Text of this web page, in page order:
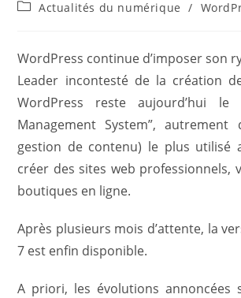
PostActualités du numérique /
WordPress continue d’imposer son
Leader incontesté de la création
WordPress reste aujourd’hui le
Management System”,
gestion de contenu) le plus utilisé
créer des sites web professionnels,
boutiques en ligne.
Après plusieurs mois d’attente, la
7 est enfin disponible.
A priori, les évolutions annoncées